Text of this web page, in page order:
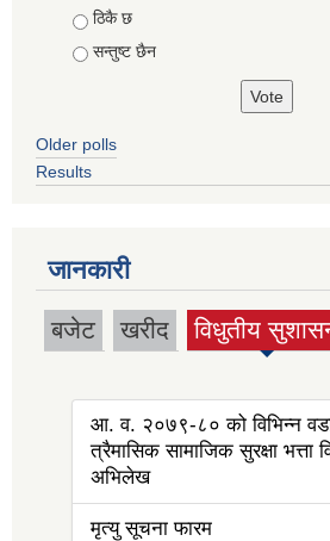
ठिकै छ
सन्तुष्ट छैन
Older polls
Results
जानकारी
बजेट खरीद विधुतीय
(active tab)
आ. व. २०७९-८० को विभिन्न
त्रैमासिक सामाजिक सुरक्षा भत्ता
अभिलेख
मृत्यु सूचना फारम